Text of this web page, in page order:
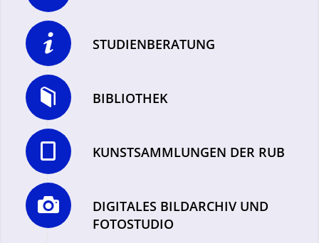
STUDIENBERATUNG
BIBLIOTHEK
KUNSTSAMMLUNGEN DER RUB
DIGITALES BILDARCHIV UND
FOTOSTUDIO